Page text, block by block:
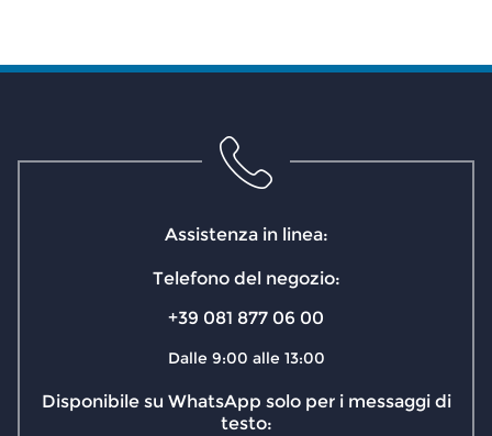
Assistenza in linea:
Telefono del negozio:
+39 081 877 06 00
Dalle 9:00 alle 13:00
Disponibile su WhatsApp solo per i messaggi di
testo: